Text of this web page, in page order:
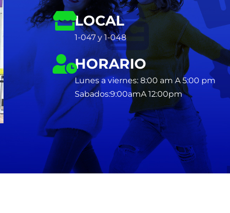
LOCAL
1-047 y 1-048
HORARIO
Lunes a viernes: 8:00 am A 5:00 pm
Sabados:9:00amA 12:00pm